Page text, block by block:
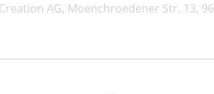
AG, Moenchroedener Str. 13,